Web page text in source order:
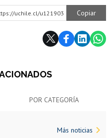
uchile.cl/u121903 Copiar
POR CATEGORÍA
Más noticias